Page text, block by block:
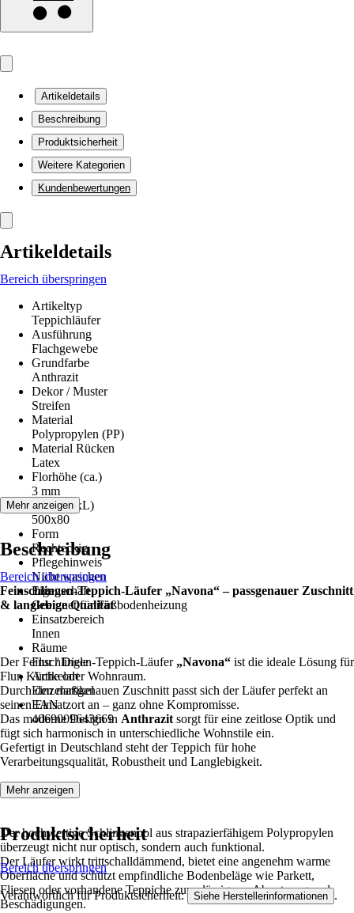
Artikeldetails
Beschreibung
Produktsicherheit
Weitere Kategorien
Kundenbewertungen
Artikeldetails
Bereich überspringen
Artikeltyp
Teppichläufer
Ausführung
Flachgewebe
Grundfarbe
Anthrazit
Dekor / Muster
Streifen
Material
Polypropylen (PP)
Material Rücken
Latex
Florhöhe (ca.)
3 mm
Maße (BxL)
500x80
Form
Rechteckig
Pflegehinweis
Nicht waschen
Eigenschaft
Geeignet für Fußbodenheizung
Einsatzbereich
Innen
Räume
Flur / Diele
Artikelart
Einzelartikel
EAN
4069009643669
Mehr anzeigen
Beschreibung
Bereich überspringen
Feinschlingen-Teppich-Läufer „Navona“ – passgenauer Zuschnitt
& langlebige Qualität
Der Feinschlingen-Teppich-Läufer „Navona“ ist die ideale Lösung für
Flur, Küche oder Wohnraum.
Durch den maßgenauen Zuschnitt passt sich der Läufer perfekt an
seinen Einsatzort an – ganz ohne Kompromisse.
Das moderne Design in Anthrazit sorgt für eine zeitlose Optik und
fügt sich harmonisch in unterschiedliche Wohnstile ein.
Gefertigt in Deutschland steht der Teppich für hohe
Verarbeitungsqualität, Robustheit und Langlebigkeit.
Der hochwertige Schlingenpol aus strapazierfähigem Polypropylen
überzeugt nicht nur optisch, sondern auch funktional.
Der Läufer wirkt trittschalldämmend, bietet eine angenehm warme
Oberfläche und schützt empfindliche Bodenbeläge wie Parkett,
Fliesen oder vorhandene Teppiche zuverlässig vor Abnutzung und
Beschädigungen.
Mehr anzeigen
Produktsicherheit
Bereich überspringen
Verantwortlich für Produktsicherheit: Siehe Herstellerinformationen .